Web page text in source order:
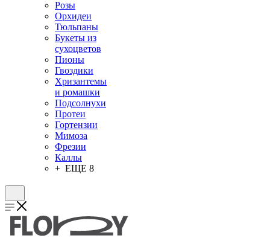
Розы
Орхидеи
Тюльпаны
Букеты из
сухоцветов
Пионы
Гвоздики
Хризантемы
и ромашки
Подсолнухи
Протеи
Гортензии
Мимоза
Фрезии
Каллы
+ ЕЩЕ 8